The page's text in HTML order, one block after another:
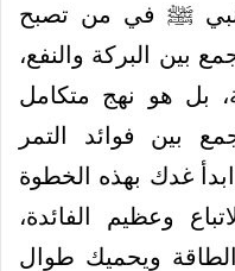
النبي ﷺ في من تصبح
بين البركة والنفع،
بل هو نهج متكامل
بين فوائد التمر
ابدأ غدك بهذه الخطوة
وعظيم الفائدة،
الطاقة ويحميك طوال